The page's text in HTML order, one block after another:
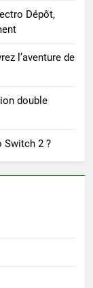
Dépôt,
l’aventure de
double
Switch 2 ?